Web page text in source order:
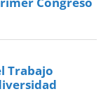
Trabajo